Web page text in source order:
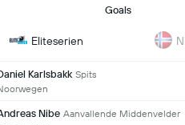
Goals
Eliteserien
Karlsbakk Spits
Nibe Aanvallende Middenvelder